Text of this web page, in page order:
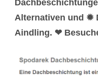
Alternativen und ✹
Aindling. ❤